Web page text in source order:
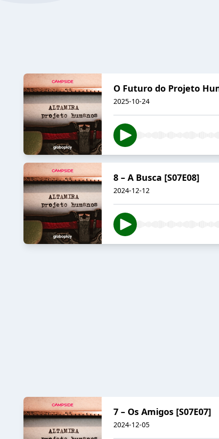
O Futuro do Projeto
2025-10-24
8 – A Busca [S07E08]
2024-12-12
7 – Os Amigos [S07E07]
2024-12-05